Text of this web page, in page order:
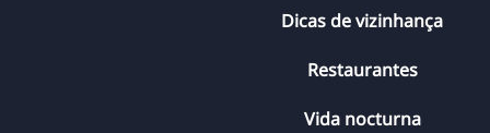
Dicas de vizinhança
Restaurantes
Vida nocturna